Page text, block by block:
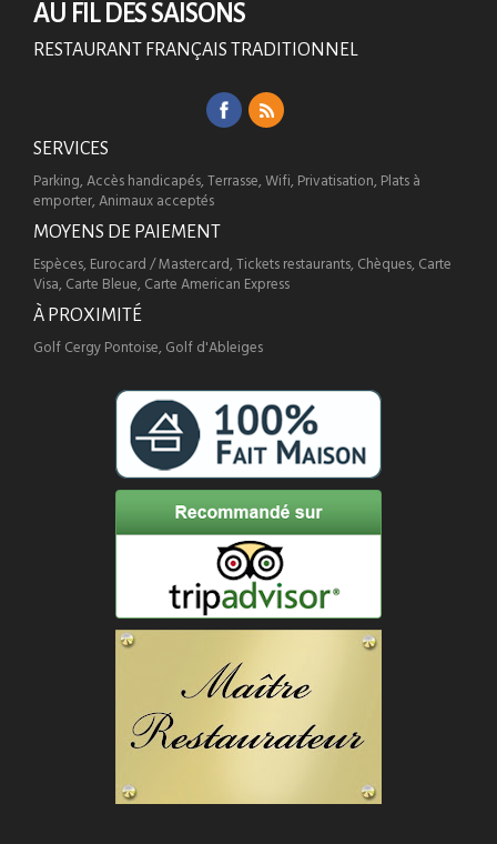
AU FIL DES SAISONS
RESTAURANT FRANÇAIS TRADITIONNEL
SERVICES
Parking, Accès handicapés, Terrasse, Wifi, Privatisation, Plats à
emporter, Animaux acceptés
MOYENS DE PAIEMENT
Espèces, Eurocard / Mastercard, Tickets restaurants, Chèques, Carte
Visa, Carte Bleue, Carte American Express
À PROXIMITÉ
Golf Cergy Pontoise, Golf d'Ableiges